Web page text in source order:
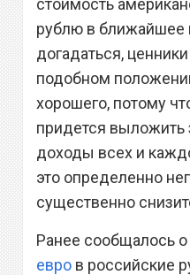
стоимость
рублю в ближайшее
догадаться,
подобном
хорошего, потому
придется выложить
доходы всех и
это определенно
существенно
Ранее сообщалось
евро в российские